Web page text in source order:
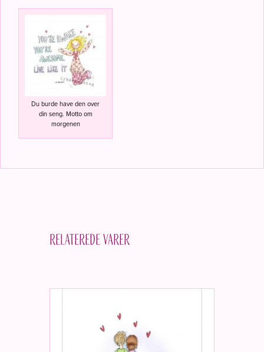
Du burde have den over
din seng. Motto om
morgenen
Relaterede varer